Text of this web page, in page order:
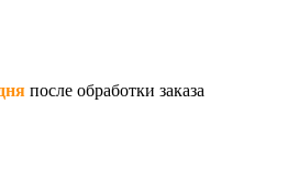
после обработки заказа